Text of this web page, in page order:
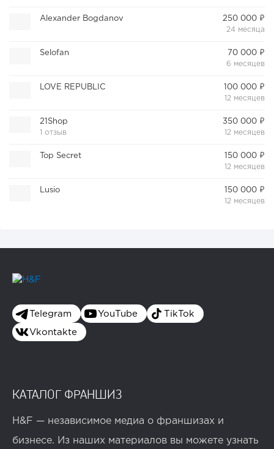
Alexander Bogdanov
250 000 ₽
24 месяца
Selofan
70 000 ₽
6 месяцев
LOVE REPUBLIC
100 000 ₽
12 месяцев
21Shop
1 отзыв
350 000 ₽
12 месяцев
Top Secret
150 000 ₽
12 месяцев
Lusio
150 000 ₽
12 месяцев
Telegram YouTube TikTok
Vkontakte
КАТАЛОГ ФРАНШИЗ
H&F — независимое медиа о франшизах и
бизнесе. Из наших материалов вы можете узнать